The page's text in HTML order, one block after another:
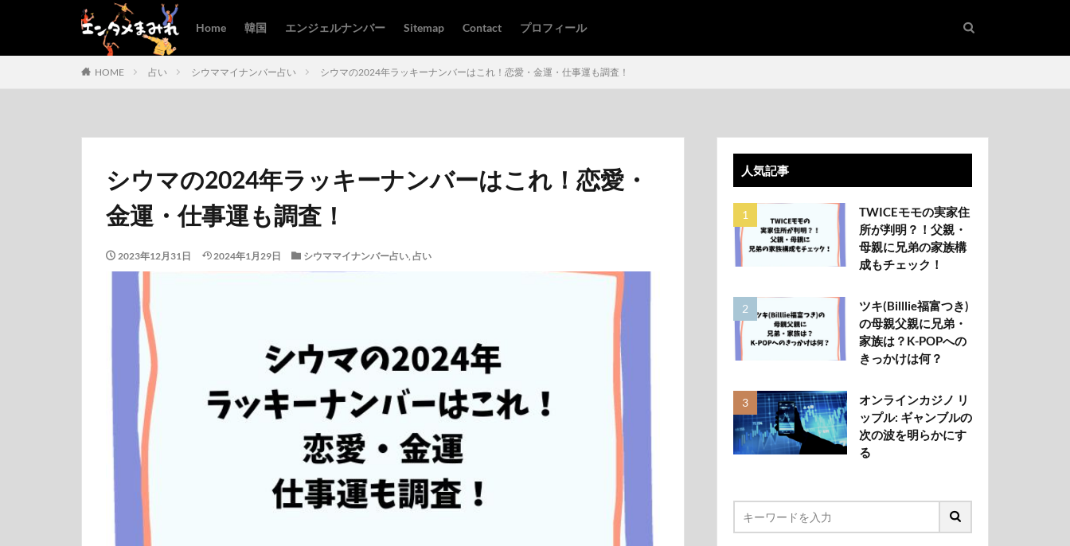
Home 韓国 エンジェルナンバー Sitemap Contact プロフィール
HOME 占い シウママイナンバー占い シウマの2024年ラッキーナンバーはこれ！恋愛・金運・仕事運も調査！
シウマの2024年ラッキーナンバーはこれ！恋愛・
金運・仕事運も調査！
2023年12月31日 2024年1月29日 シウママイナンバー占い, 占い
人気記事
TWICEモモの実家住
所が判明？！父親・
母親に兄弟の家族構
成もチェック！
ツキ(Billlie福富つき)
の母親父親に兄弟・
家族は？K-POPへの
きっかけは何？
オンラインカジノ リ
ップル: ギャンブルの
次の波を明らかにす
る